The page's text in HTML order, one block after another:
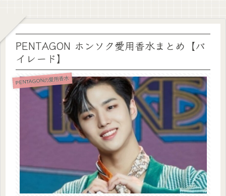
PENTAGON ホンソク愛用香水まとめ【バ
イレード】
PENTAGONの愛用香水